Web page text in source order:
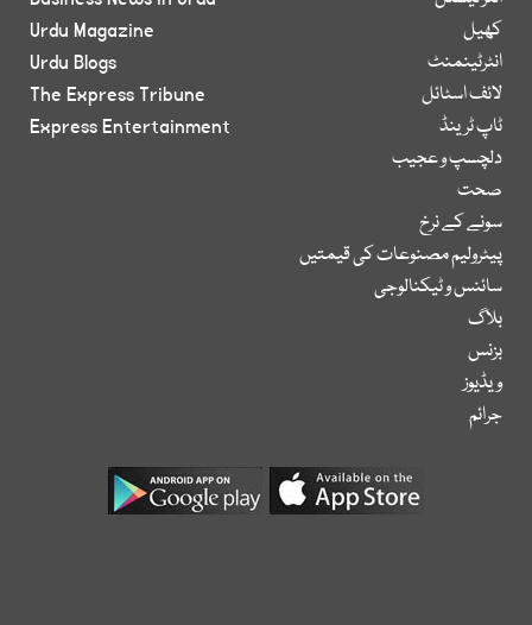
کھیل
انٹرٹینمنٹ
لائف اسٹائل
ٹاپ ٹرینڈ
دلچسپ و عجیب
صحت
سونے کے نرخ
پیٹرولیم مصنوعات کی قیمتیں
سائنس و ٹیکنالوجی
بلاگ
بزنس
ویڈیوز
جرائم
Urdu Magazine
Urdu Blogs
The Express Tribune
Express Entertainment